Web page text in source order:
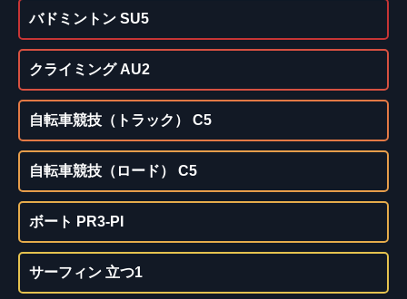
バドミントン SU5
クライミング AU2
自転車競技（トラック） C5
自転車競技（ロード） C5
ボート PR3-PI
サーフィン 立つ1